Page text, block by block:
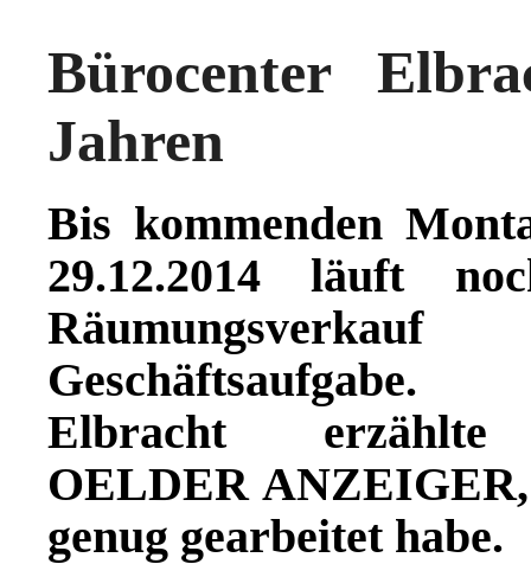
Bürocenter
Jahren
Bis kommenden
29.12.2014 läuft
Räumungsverkauf
Elbracht
OELDER
genug gearbeitet habe.